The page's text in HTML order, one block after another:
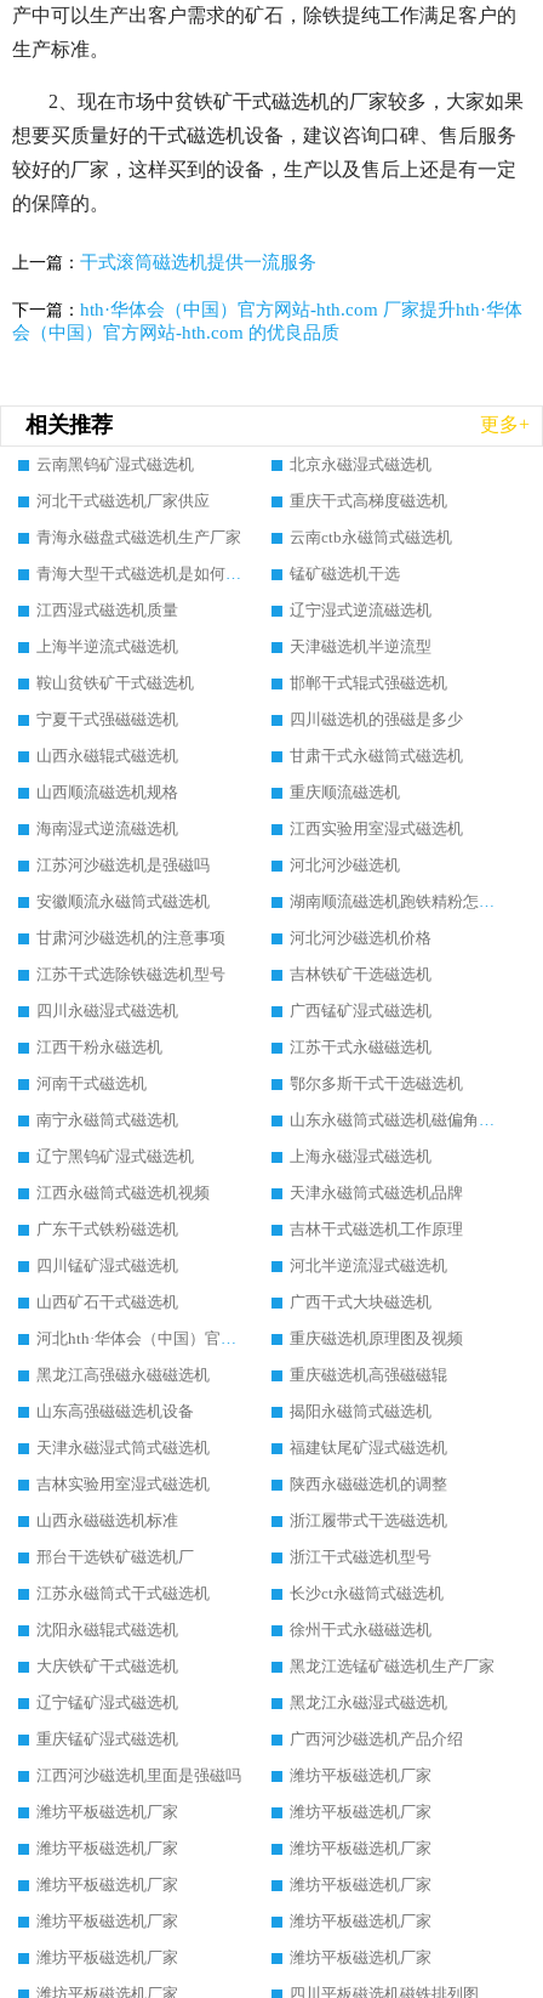
产中可以生产出客户需求的矿石，除铁提纯工作满足客户的
生产标准。
2、现在市场中贫铁矿干式磁选机的厂家较多，大家如果
想要买质量好的干式磁选机设备，建议咨询口碑、售后服务
较好的厂家，这样买到的设备，生产以及售后上还是有一定
的保障的。
上一篇： 干式滚筒磁选机提供一流服务
下一篇： hth·华体会（中国）官方网站-hth.com 厂家提升hth·华体
会（中国）官方网站-hth.com 的优良品质
相关推荐 更多+
云南黑钨矿湿式磁选机
北京永磁湿式磁选机
河北干式磁选机厂家供应
重庆干式高梯度磁选机
青海永磁盘式磁选机生产厂家
云南ctb永磁筒式磁选机
青海大型干式磁选机是如何选矿的
锰矿磁选机干选
江西湿式磁选机质量
辽宁湿式逆流磁选机
上海半逆流式磁选机
天津磁选机半逆流型
鞍山贫铁矿干式磁选机
邯郸干式辊式强磁选机
宁夏干式强磁磁选机
四川磁选机的强磁是多少
山西永磁辊式磁选机
甘肃干式永磁筒式磁选机
山西顺流磁选机规格
重庆顺流磁选机
海南湿式逆流磁选机
江西实验用室湿式磁选机
江苏河沙磁选机是强磁吗
河北河沙磁选机
安徽顺流永磁筒式磁选机
湖南顺流磁选机跑铁精粉怎么处理
甘肃河沙磁选机的注意事项
河北河沙磁选机价格
江苏干式选除铁磁选机型号
吉林铁矿干选磁选机
四川永磁湿式磁选机
广西锰矿湿式磁选机
江西干粉永磁选机
江苏干式永磁磁选机
河南干式磁选机
鄂尔多斯干式干选磁选机
南宁永磁筒式磁选机
山东永磁筒式磁选机磁偏角怎么调整
辽宁黑钨矿湿式磁选机
上海永磁湿式磁选机
江西永磁筒式磁选机视频
天津永磁筒式磁选机品牌
广东干式铁粉磁选机
吉林干式磁选机工作原理
四川锰矿湿式磁选机
河北半逆流湿式磁选机
山西矿石干式磁选机
广西干式大块磁选机
河北hth·华体会（中国）官方网站-hth.com 工作视频
重庆磁选机原理图及视频
黑龙江高强磁永磁磁选机
重庆磁选机高强磁磁辊
山东高强磁磁选机设备
揭阳永磁筒式磁选机
天津永磁湿式筒式磁选机
福建钛尾矿湿式磁选机
吉林实验用室湿式磁选机
陕西永磁磁选机的调整
山西永磁磁选机标准
浙江履带式干选磁选机
邢台干选铁矿磁选机厂
浙江干式磁选机型号
江苏永磁筒式干式磁选机
长沙ct永磁筒式磁选机
沈阳永磁辊式磁选机
徐州干式永磁磁选机
大庆铁矿干式磁选机
黑龙江选锰矿磁选机生产厂家
辽宁锰矿湿式磁选机
黑龙江永磁湿式磁选机
重庆锰矿湿式磁选机
广西河沙磁选机产品介绍
江西河沙磁选机里面是强磁吗
潍坊平板磁选机厂家
潍坊平板磁选机厂家
潍坊平板磁选机厂家
潍坊平板磁选机厂家
潍坊平板磁选机厂家
潍坊平板磁选机厂家
潍坊平板磁选机厂家
潍坊平板磁选机厂家
潍坊平板磁选机厂家
潍坊平板磁选机厂家
潍坊平板磁选机厂家
潍坊平板磁选机厂家
四川平板磁选机磁铁排列图